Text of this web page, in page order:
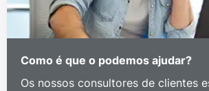
Como é que o podemos ajudar?
Os nossos consultores de clientes